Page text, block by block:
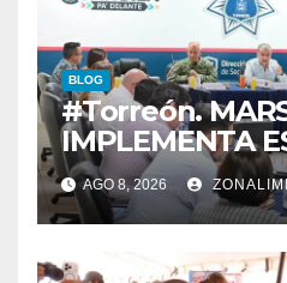
BLOG
#Torreón.
IMPLEMENTA
INTEGRAL
VIALIDADES
AGO 8, 2026